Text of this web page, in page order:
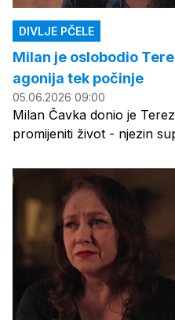
DIVLJE PČELE
Milan je oslobodio
agonija tek počinje
05.06.2026 09:00
Milan Čavka donio je
promijeniti život - njezin